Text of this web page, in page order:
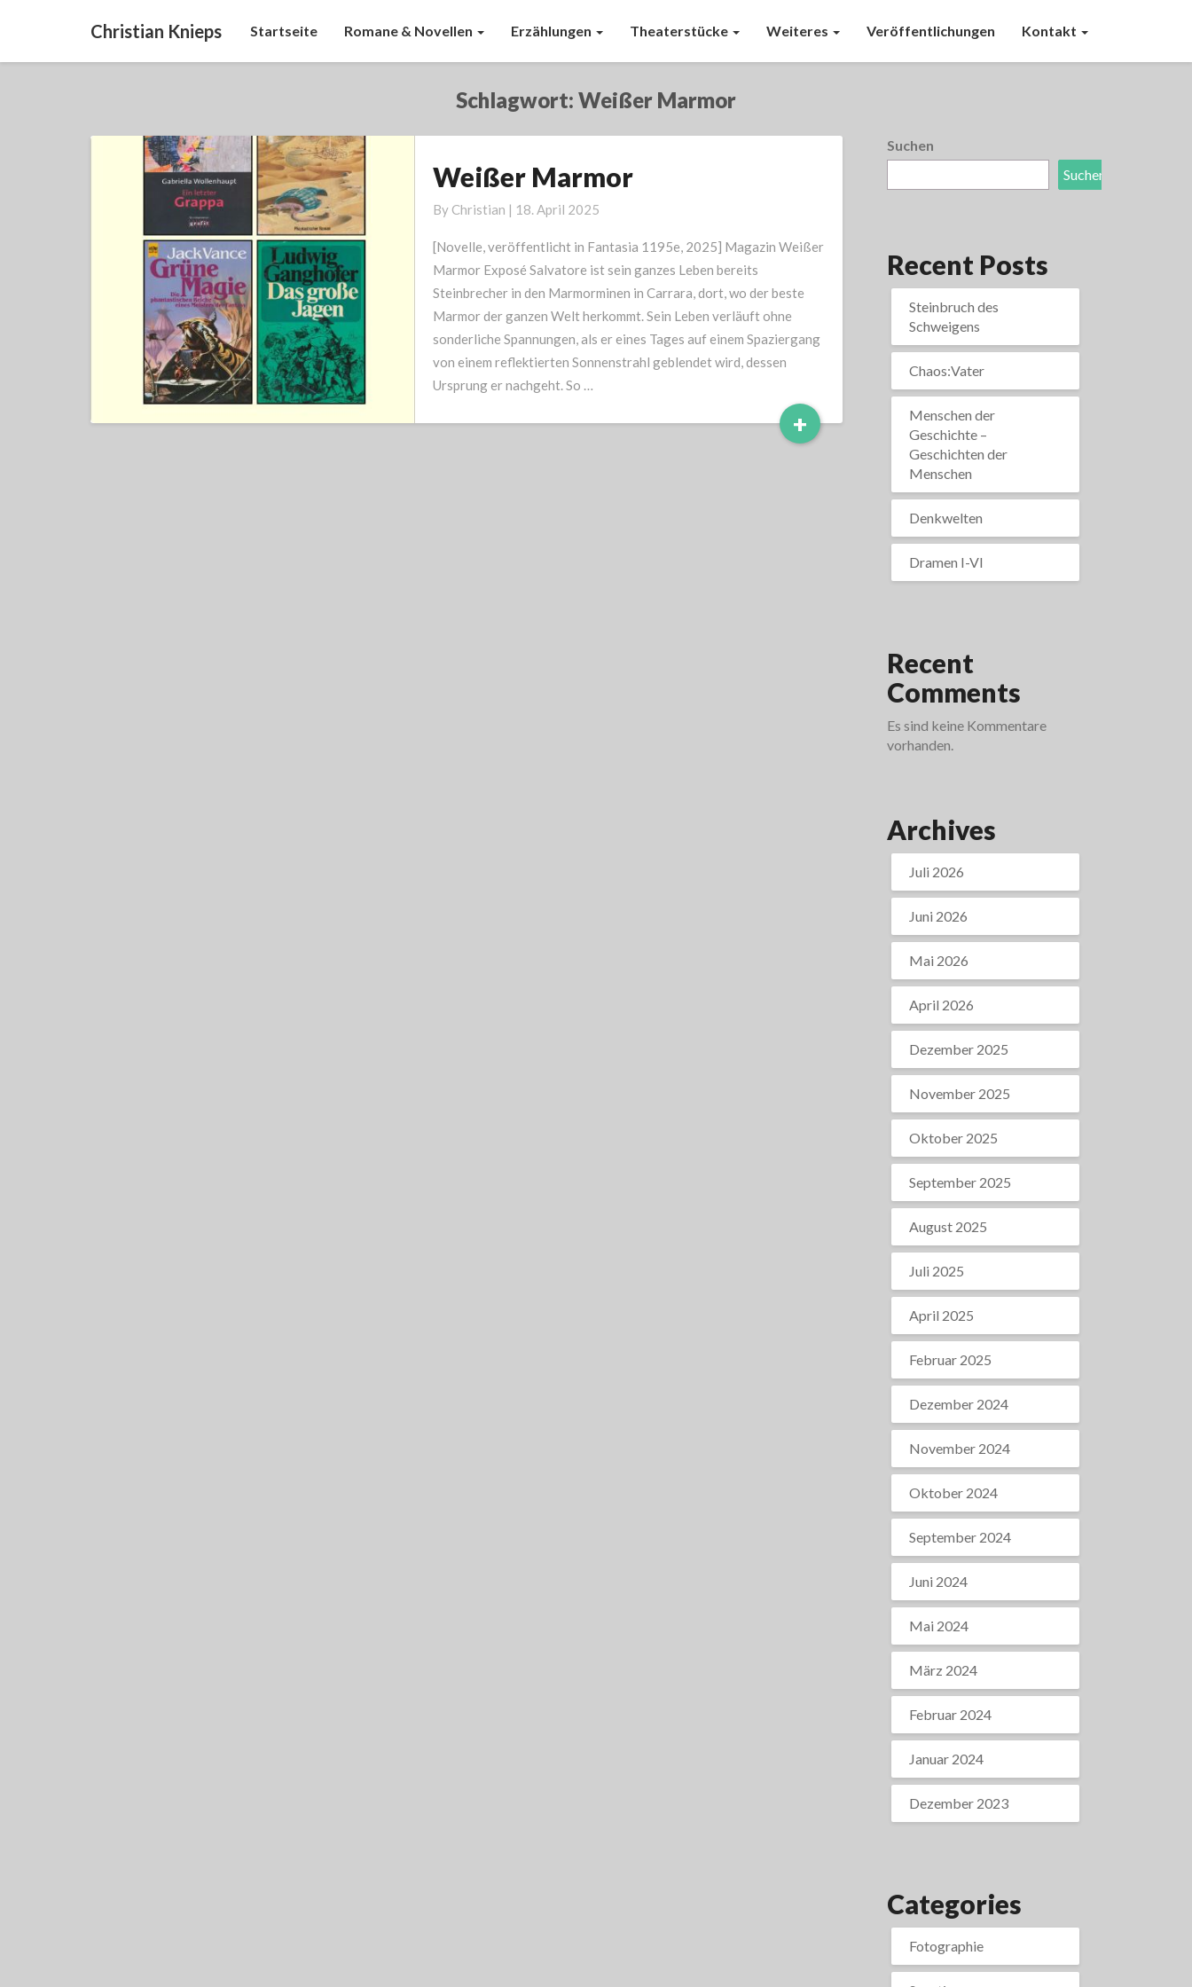
Christian Knieps Startseite Romane & Novellen Erzählungen Theaterstücke Weiteres Veröffentlichungen Kontakt
Schlagwort: Weißer Marmor
Weißer
Weißer Marmor
By Christian | 18. April 2025
[Novelle, veröffentlicht in Fantasia 1195e, 2025] Magazin Weißer
Marmor Exposé Salvatore ist sein ganzes Leben bereits
Steinbrecher in den Marmorminen in Carrara, dort, wo der beste
Marmor der ganzen Welt herkommt. Sein Leben verläuft ohne
sonderliche Spannungen, als er eines Tages auf einem Spaziergang
von einem reflektierten Sonnenstrahl geblendet wird, dessen
Ursprung er nachgeht. So …
+Read
More
Suchen
Suchen
Recent Posts
Steinbruch des
Schweigens
Chaos:Vater
Menschen der
Geschichte –
Geschichten der
Menschen
Denkwelten
Dramen I-VI
Recent
Comments
Es sind keine Kommentare
vorhanden.
Archives
Juli 2026
Juni 2026
Mai 2026
April 2026
Dezember 2025
November 2025
Oktober 2025
September 2025
August 2025
Juli 2025
April 2025
Februar 2025
Dezember 2024
November 2024
Oktober 2024
September 2024
Juni 2024
Mai 2024
März 2024
Februar 2024
Januar 2024
Dezember 2023
Categories
Fotographie